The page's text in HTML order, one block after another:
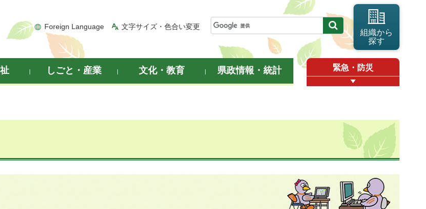
Foreign Language 文字サイズ・色合い変更
組織から
探す
しごと・産業 文化・教育 県政情報・統計 緊急・防災